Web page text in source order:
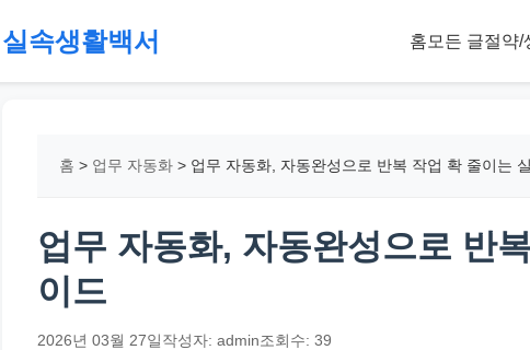
실속생활백서
절
홈 모든 글절약/
홈 > 업무 자동화 > 업무 자동화, 자동완성으로 반복 작업 확 줄이는
업무 자동화, 자동완성으로 반
이드
2026년 03월 27일작성자: admin조회수: 39